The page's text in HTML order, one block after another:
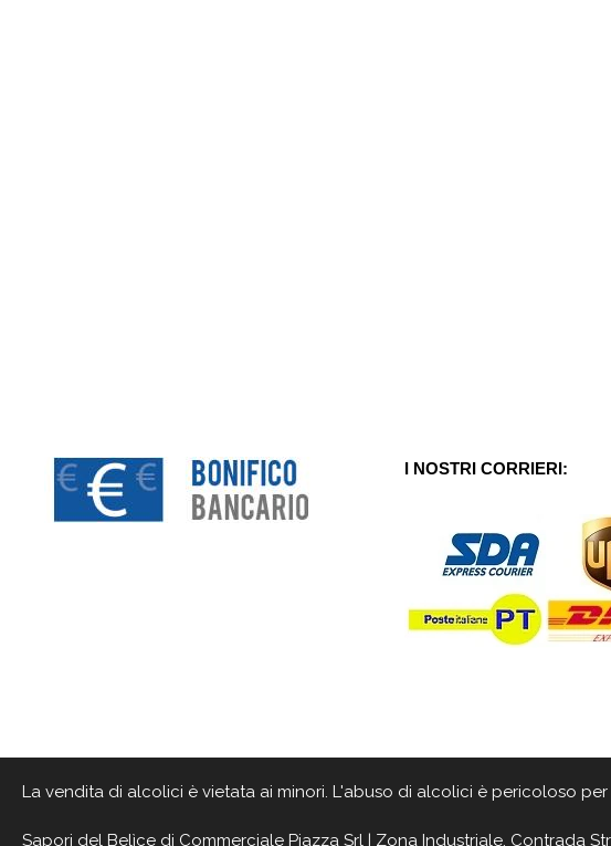
I NOSTRI CORRIERI:
La vendita di alcolici è vietata ai minori. L'abuso di alcolici è pericoloso
Sapori del Belìce di Commerciale Piazza Srl | Zona Industriale, Contrada